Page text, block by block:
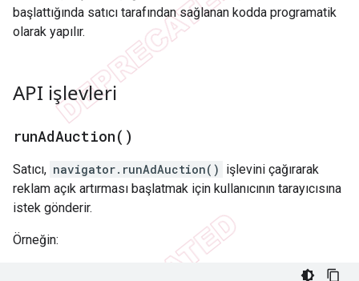
başlattığında satıcı tarafından sağlanan kodda programatik
olarak yapılır.
API işlevleri
runAdAuction( )
Satıcı, navigator.runAdAuction() işlevini çağırarak
reklam açık artırması başlatmak için kullanıcının tarayıcısına
istek gönderir.
Örneğin: